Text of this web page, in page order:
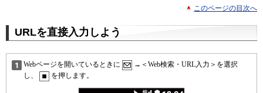
このページの目次へ
URLを直接入力しよう
Webページを開いているときに
→＜Web検索・URL入力＞を選択
し、
を押します。